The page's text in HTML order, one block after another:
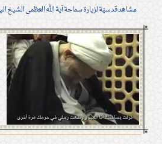
مشاهد قدسيّة لزيارة سماحة آية الله العظمى الشيخ